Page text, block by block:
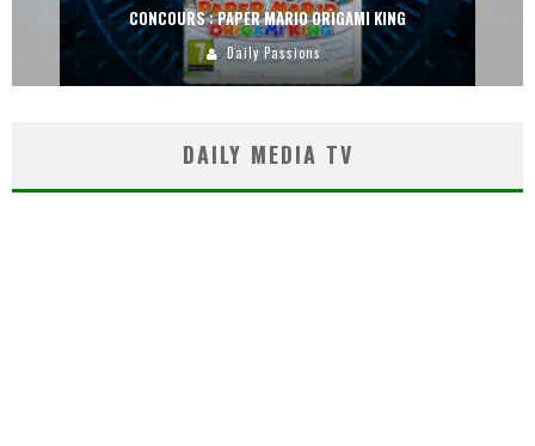
CONCOURS : PAPER MARIO ORIGAMI KING
Daily Passions
DAILY MEDIA TV